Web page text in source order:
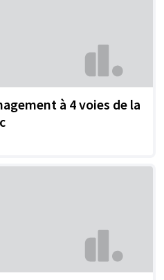
à 4 voies de la